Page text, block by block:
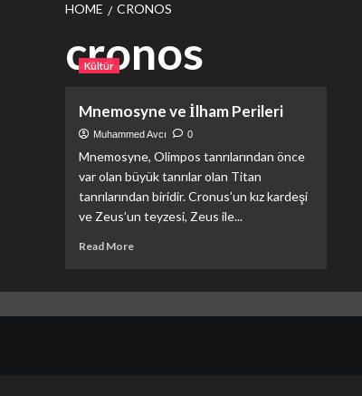
HOME CRONOS
cronos
Kültür
Mnemosyne ve İlham Perileri
Muhammed Avcı 0
Mnemosyne, Olimpos tanrılarından önce
var olan büyük tanrılar olan Titan
tanrılarından biridir. Cronus’un kız kardeşi
ve Zeus’un teyzesi, Zeus ile...
Read MoreRead
Mnemosyne